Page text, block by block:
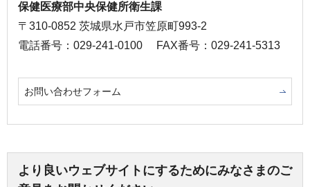
保健医療部中央保健所衛生課
〒310-0852 茨城県水戸市笠原町993-2
電話番号：029-241-0100
FAX番号：029-241-5313
お問い合わせフォーム
より良いウェブサイトにするためにみなさまのご